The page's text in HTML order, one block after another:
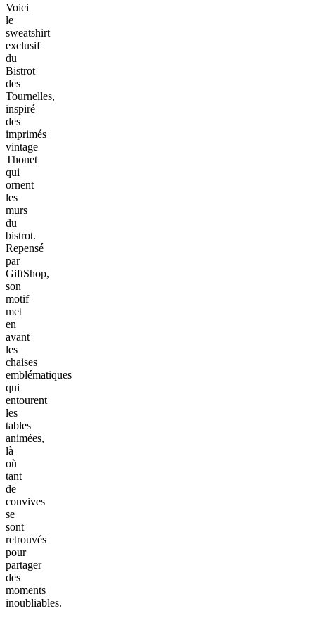
Voici
le
sweatshirt
exclusif
du
Bistrot
des
Tournelles,
inspiré
des
imprimés
vintage
Thonet
qui
ornent
les
murs
du
bistrot.
Repensé
par
GiftShop,
son
motif
met
en
avant
les
chaises
emblématiques
qui
entourent
les
tables
animées,
là
où
tant
de
convives
se
sont
retrouvés
pour
partager
des
moments
inoubliables.